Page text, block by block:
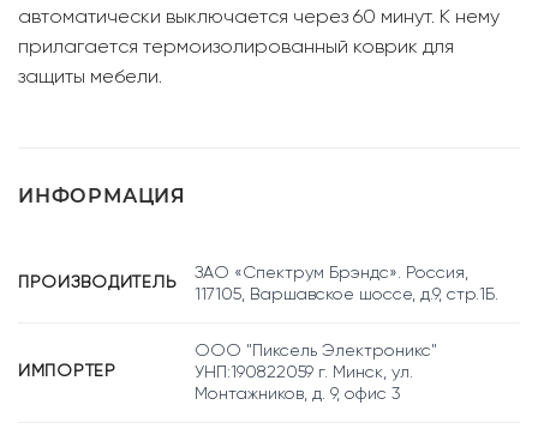
автоматически выключается через 60 минут. К нему
прилагается термоизолированный коврик для
защиты мебели.
ИНФОРМАЦИЯ
ПРОИЗВОДИТЕЛЬ
ЗАО «Спектрум Брэндс». Россия,
117105, Варшавское шоссе, д.9, стр.1Б.
ИМПОРТЕР
ООО "Пиксель Электроникс"
УНП:190822059 г. Минск, ул.
Монтажников, д. 9, офис 3